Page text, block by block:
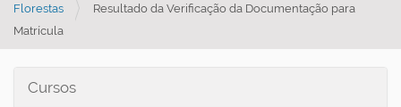
Florestas
Resultado da Verificação da Documentação para
Matrícula
Cursos